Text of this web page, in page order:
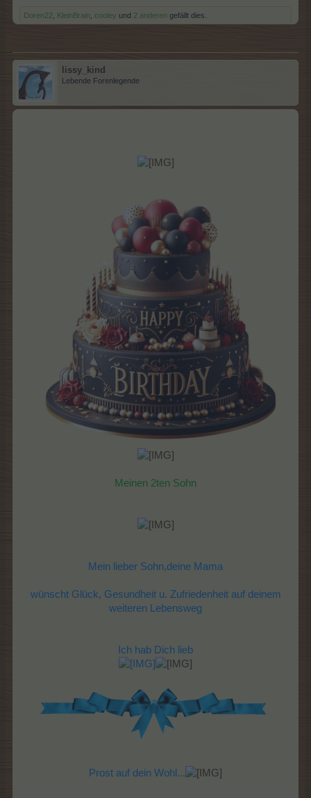
Doren22 KleinBrain cooley und 2 anderen gefällt dies.
lissy_kind
Lebende Forenlegende
Meinen 2ten Sohn
Mein lieber Sohn,deine Mama
wünscht Glück, Gesundheit u. Zufriedenheit auf deinem
weiteren Lebensweg
Ich hab Dich lieb
Prost auf dein Wohl...